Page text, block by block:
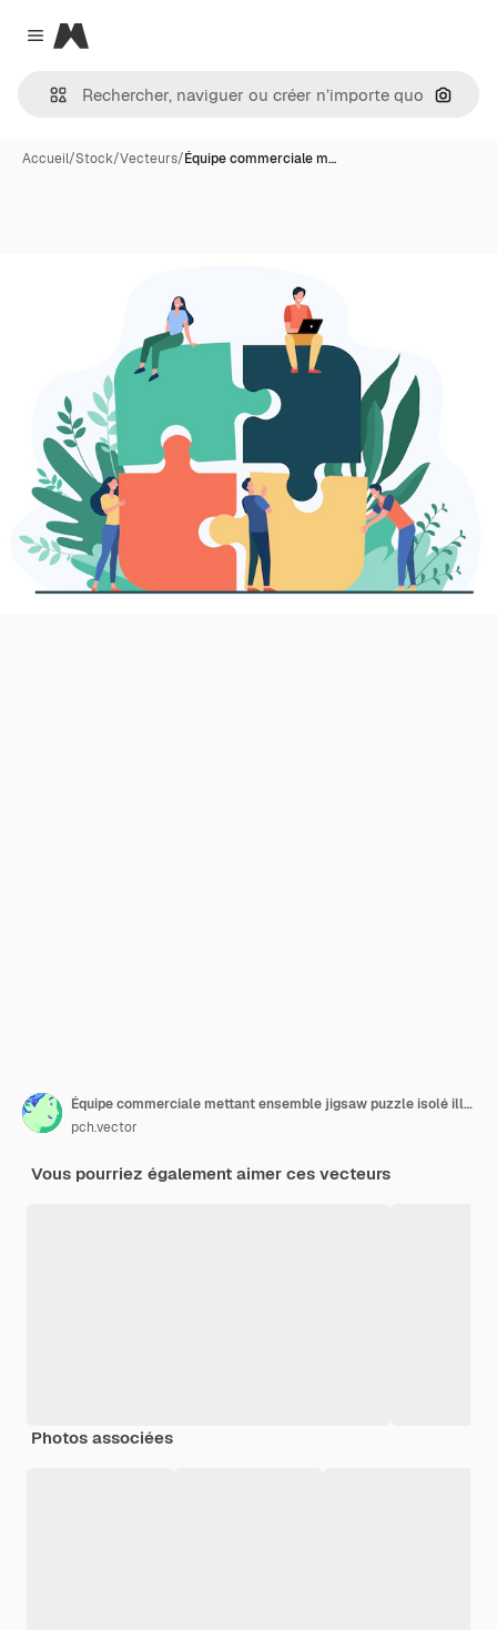
Close menu
Magnific
Accueil/Stock/Vecteurs/Équipe commerciale m…
Équipe commerciale mettant ensemble jigsaw puzzle isolé illustration vectorielle plane. Partenaires de dessin animé travaillant en connexion. Concept de travail d'équipe, de partenariat et de coopération
pch.vector
Vous pourriez également aimer ces vecteurs
Photos associées